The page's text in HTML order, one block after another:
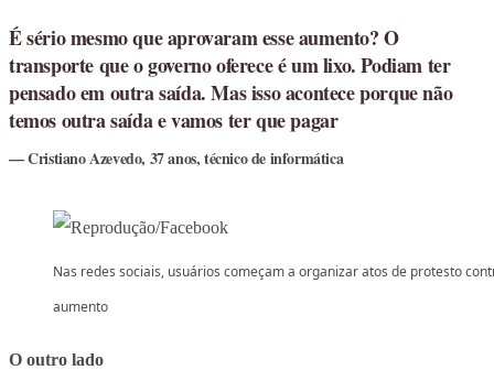
É sério mesmo que aprovaram esse aumento? O
transporte que o governo oferece é um lixo. Podiam ter
pensado em outra saída. Mas isso acontece porque não
temos outra saída e vamos ter que pagar
Cristiano Azevedo, 37 anos, técnico de informática
Nas redes sociais, usuários começam a organizar atos de protesto
aumento
O outro lado